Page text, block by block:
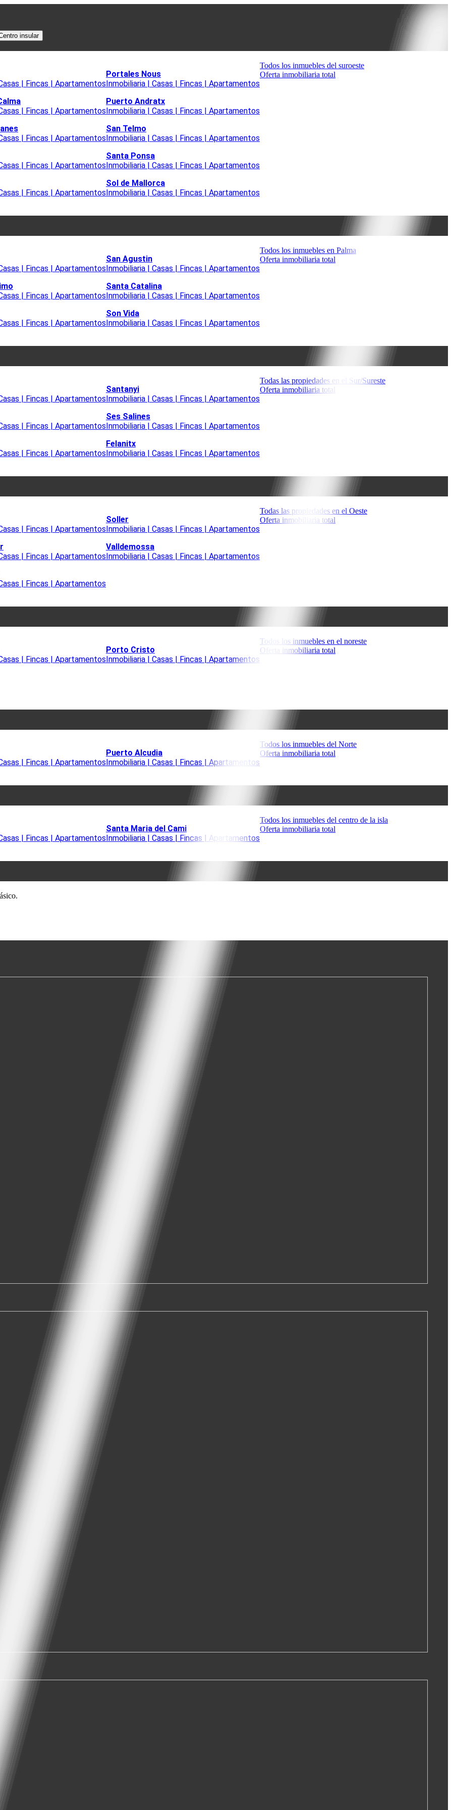
insular
| Fincas | Apartamentos
| Fincas | Apartamentos
| Fincas | Apartamentos
| Fincas | Apartamentos
| Fincas | Apartamentos
Portales Nous
Inmobiliaria | Casas | Fincas | Apartamentos
Puerto Andratx
Inmobiliaria | Casas | Fincas | Apartamentos
San Telmo
Inmobiliaria | Casas | Fincas | Apartamentos
Santa Ponsa
Inmobiliaria | Casas | Fincas | Apartamentos
Sol de Mallorca
Inmobiliaria | Casas | Fincas | Apartamentos
Todos los inmuebles del suroeste
Oferta inmobiliaria total
| Fincas | Apartamentos
| Fincas | Apartamentos
| Fincas | Apartamentos
San Agustin
Inmobiliaria | Casas | Fincas | Apartamentos
Santa Catalina
Inmobiliaria | Casas | Fincas | Apartamentos
Son Vida
Inmobiliaria | Casas | Fincas | Apartamentos
Todos los inmuebles en Palma
Oferta inmobiliaria total
| Fincas | Apartamentos
| Fincas | Apartamentos
| Fincas | Apartamentos
Santanyi
Inmobiliaria | Casas | Fincas | Apartamentos
Ses Salines
Inmobiliaria | Casas | Fincas | Apartamentos
Felanitx
Inmobiliaria | Casas | Fincas | Apartamentos
Todas las propiedades en el Sur/Sureste
Oferta inmobiliaria total
| Fincas | Apartamentos
| Fincas | Apartamentos
| Fincas | Apartamentos
Soller
Inmobiliaria | Casas | Fincas | Apartamentos
Valldemossa
Inmobiliaria | Casas | Fincas | Apartamentos
Todas las propiedades en el Oeste
Oferta inmobiliaria total
| Fincas | Apartamentos
Porto Cristo
Inmobiliaria | Casas | Fincas | Apartamentos
Todos los inmuebles en el noreste
Oferta inmobiliaria total
| Fincas | Apartamentos
Puerto Alcudia
Inmobiliaria | Casas | Fincas | Apartamentos
Todos los inmuebles del Norte
Oferta inmobiliaria total
| Fincas | Apartamentos
Santa Maria del Cami
Inmobiliaria | Casas | Fincas | Apartamentos
Todos los inmuebles del centro de la isla
Oferta inmobiliaria total